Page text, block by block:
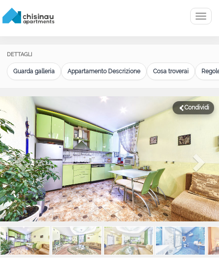
Menu
DETTAGLI
Guarda galleria Appartamento Descrizione Cosa troverai
Condividi